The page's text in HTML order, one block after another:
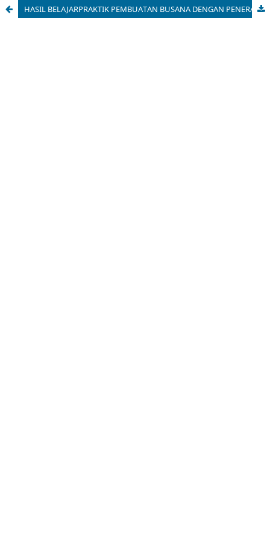
HASIL BELAJARPRAKTIK PEMBUATAN BUSANA DENGAN PENERAPAN METODE PEMBELAJARAN TUTOR SEBAYA DI PRODI D3 TATA BUSANA UNIVERSITAS NEGERI MALANG